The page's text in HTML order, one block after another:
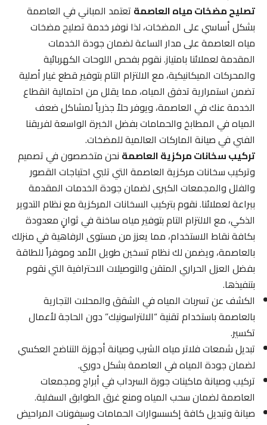
تصليح مضخات مياه العاصمةتعتمد المباني في العاصمة
بشكل أساسي على المضخات، لذا نوفر خدمة تصليح مضخات
مياه العاصمة على مدار الساعة لضمان جودة الخدمات
المقدمة لعملائنا بامتياز. نقوم بفحص اللوحات الكهربائية
والمحركات الميكانيكية، مع الالتزام التام بتوفير قطع غيار أصلية
تضمن استمرارية تدفق المياه، مما يقلل من احتمالية انقطاع
الخدمة عنك في العاصمة، ويوفر حلاً جذرياً لمشاكل ضعف
المياه في المطابخ والحمامات بفضل الخبرة الواسعة لفريقنا
الفني في صيانة الماركات العالمية للمضخات.
تركيب سخانات مركزية العاصمةنحن متخصصون في تصميم
وتركيب سخانات مركزية العاصمة التي تلبي احتياجات القصور
والفلل والمجمعات الكبرى لضمان جودة الخدمات المقدمة
ببراعة لعملائنا. نقوم بتركيب السخانات المركزية مع نظام التدوير
الذكي، مع الالتزام التام بتوفير مياه ساخنة في ثوانٍ معدودة
بكافة نقاط الاستخدام، مما يعزز من مستوى الرفاهية في منزلك
بالعاصمة، ويضمن لك نظام تسخين طويل الأمد وموفراً للطاقة
بفضل العزل الحراري المتقن والتوصيلات الاحترافية التي نقوم
بتنفيذها.
الكشف عن تسربات المياه في الشقق والمحلات التجارية
بالعاصمة باستخدام تقنية “الالتراسونيك” دون الحاجة لأعمال
تكسير.
تبديل شمعات فلاتر مياه الشرب وصيانة أجهزة التناضح العكسي
لضمان جودة المياه في العاصمة بشكل دوري.
تركيب وصيانة ماكينات جورة السرداب في أبراج ومجمعات
العاصمة لضمان سحب المياه ومنع غرق الطوابق السفلية.
صيانة وتبديل كافة إكسسوارات الحمامات وسيفونات المراحيض